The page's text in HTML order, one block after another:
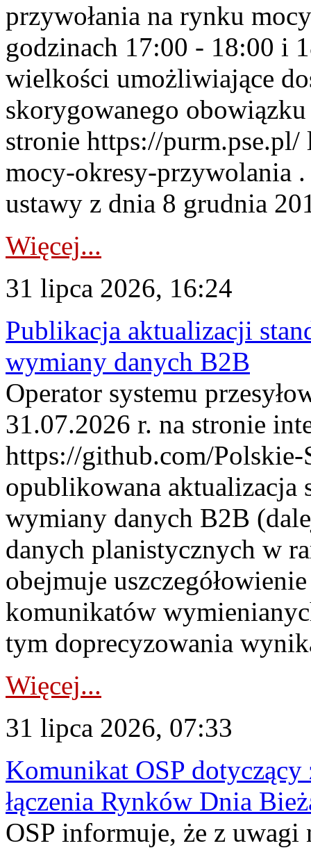
przywołania na rynku
godzinach 17:00 - 18:00 i
wielkości umożliwiające
skorygowanego
stronie https://
mocy-okresy-przywolania
ustawy z dnia 8 grudnia
Więcej...
31 lipca 2026, 16:24
Publikacja aktualizacji
wymiany danych B2B
Operator systemu
31.07.2026 r. na stronie
https://github.com/Polskie-
opublikowana aktualizacja
wymiany danych B2B
danych planistycznych w
obejmuje
komunikatów
tym doprecyzowania
Więcej...
31 lipca 2026, 07:33
Komunikat OSP dotyczący
łączenia Rynków Dnia
OSP informuje, że z uwagi